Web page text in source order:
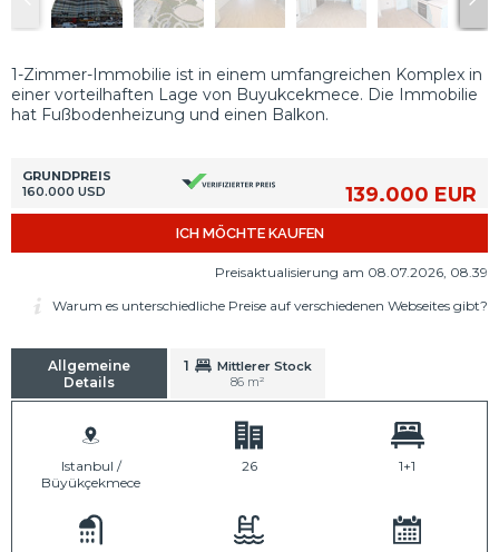
1-Zimmer-Immobilie ist in einem umfangreichen Komplex in
einer vorteilhaften Lage von Buyukcekmece. Die Immobilie
hat Fußbodenheizung und einen Balkon.
GRUNDPREIS
160.000 USD
139.000 EUR
ICH MÖCHTE KAUFEN
Preisaktualisierung am 08.07.2026, 08.39
Warum es unterschiedliche Preise auf verschiedenen Webseites gibt?
Allgemeine
Details
1
Mittlerer Stock
86 m²
Istanbul /
Büyükçekmece
26 1+1